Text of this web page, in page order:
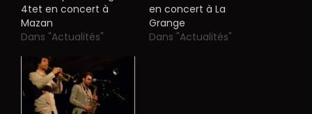
4tet en concert à
Mazan
Dans "Actualités"
en concert à La
Grange
Dans "Actualités"